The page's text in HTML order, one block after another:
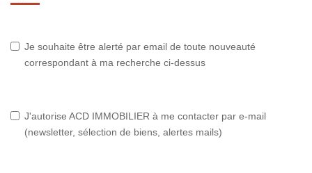
Je souhaite être alerté par email de toute nouveauté
correspondant à ma recherche ci-dessus
J'autorise ACD IMMOBILIER à me contacter par e-mail
(newsletter, sélection de biens, alertes mails)